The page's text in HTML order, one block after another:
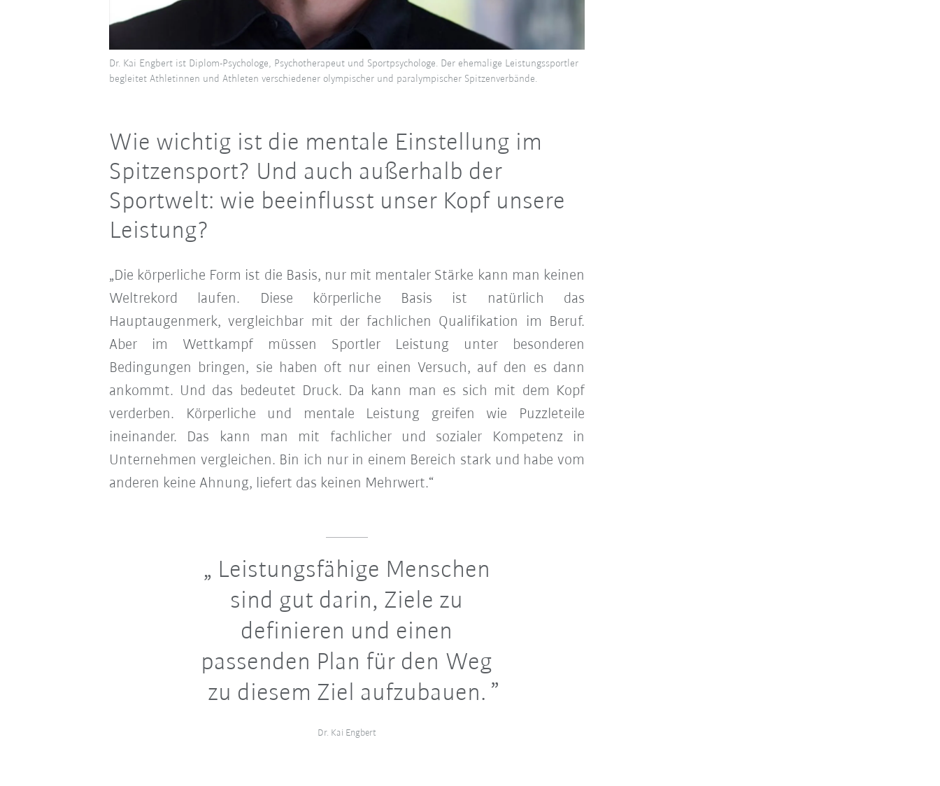
Dr. Kai Engbert ist Diplom-Psychologe, Psychotherapeut und Sportpsychologe. Der ehemalige Leistungssportler
begleitet Athletinnen und Athleten verschiedener olympischer und paralympischer Spitzenverbände.
Wie wichtig ist die mentale Einstellung im
Spitzensport? Und auch außerhalb der
Sportwelt: wie beeinflusst unser Kopf unsere
Leistung?
„Die körperliche Form ist die Basis, nur mit mentaler Stärke kann man keinen
Weltrekord laufen. Diese körperliche Basis ist natürlich das
Hauptaugenmerk, vergleichbar mit der fachlichen Qualifikation im Beruf.
Aber im Wettkampf müssen Sportler Leistung unter besonderen
Bedingungen bringen, sie haben oft nur einen Versuch, auf den es dann
ankommt. Und das bedeutet Druck. Da kann man es sich mit dem Kopf
verderben. Körperliche und mentale Leistung greifen wie Puzzleteile
ineinander. Das kann man mit fachlicher und sozialer Kompetenz in
Unternehmen vergleichen. Bin ich nur in einem Bereich stark und habe vom
anderen keine Ahnung, liefert das keinen Mehrwert.“
Leistungsfähige Menschen
sind gut darin, Ziele zu
definieren und einen
passenden Plan für den Weg
zu diesem Ziel aufzubauen.
Dr. Kai Engbert